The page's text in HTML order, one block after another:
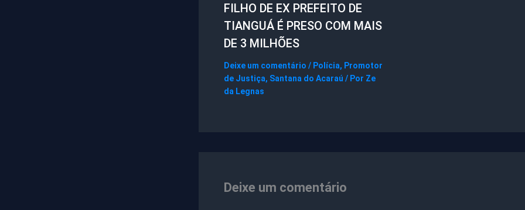
FILHO DE EX PREFEITO DE
TIANGUÁ É PRESO COM MAIS
DE 3 MILHÕES
Deixe um comentário / Polícia, Promotor
de Justiça, Santana do Acaraú / Por Ze
da Legnas
Deixe um comentário